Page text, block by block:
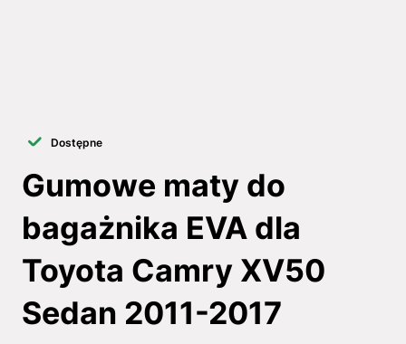
Dostępne
Gumowe maty do
bagażnika EVA dla
Toyota Camry XV50
Sedan 2011-2017